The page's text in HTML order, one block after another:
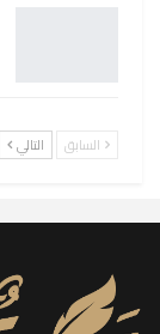
السابق التالي